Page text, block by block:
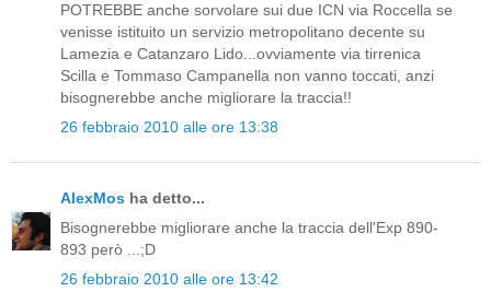
POTREBBE anche sorvolare sui due ICN via Roccella se
venisse istituito un servizio metropolitano decente su
Lamezia e Catanzaro Lido...ovviamente via tirrenica
Scilla e Tommaso Campanella non vanno toccati, anzi
bisognerebbe anche migliorare la traccia!!
26 febbraio 2010 alle ore 13:38
AlexMos ha detto...
Bisognerebbe migliorare anche la traccia dell'Exp 890-
893 però ...;D
26 febbraio 2010 alle ore 13:42